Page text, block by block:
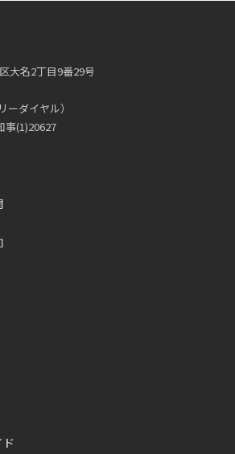
大名2丁目9番29号
ーダイヤル）
事(1)20627